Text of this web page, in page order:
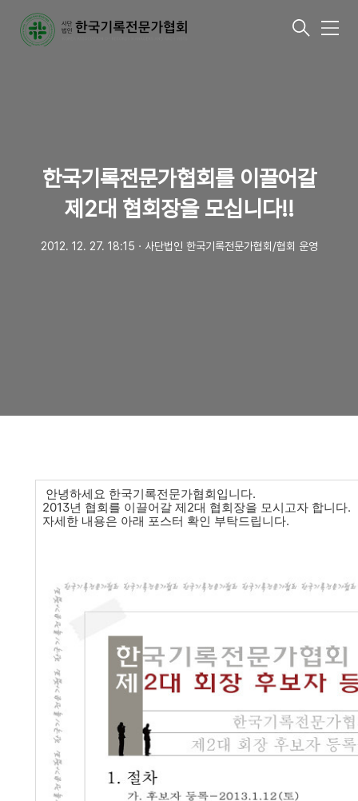
메
한국기록전문가협회를 이끌어갈
제2대 협회장을 모십니다!!
2012. 12. 27. 18:15 ㆍ 사단법인 한국기록전문가협회/협회 운영
안녕하세요 한국기록전문가협회입니다.
2013년 협회를 이끌어갈 제2대 협회장을 모시고자 합니다.
자세한 내용은 아래 포스터 확인 부탁드립니다.